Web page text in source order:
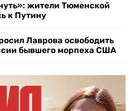
жители Тюменской
к Путину
Лаврова освободить
бывшего морпеха США